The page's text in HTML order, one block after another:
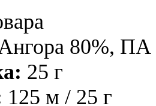
80%, ПА
25 г
125 м / 25 г